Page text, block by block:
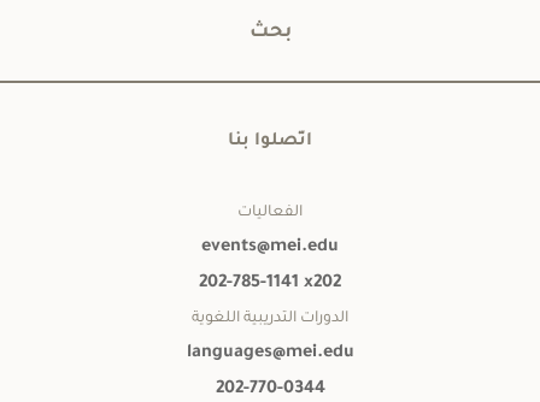
بحث
اتّصلوا بنا
الفعاليات
events@mei.edu
202-785-1141 x202
الدورات التدريبية اللغوية
languages@mei.edu
202-770-0344